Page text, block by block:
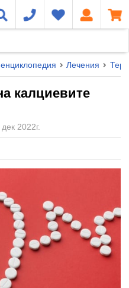
Лечения
калциевите
2022г.